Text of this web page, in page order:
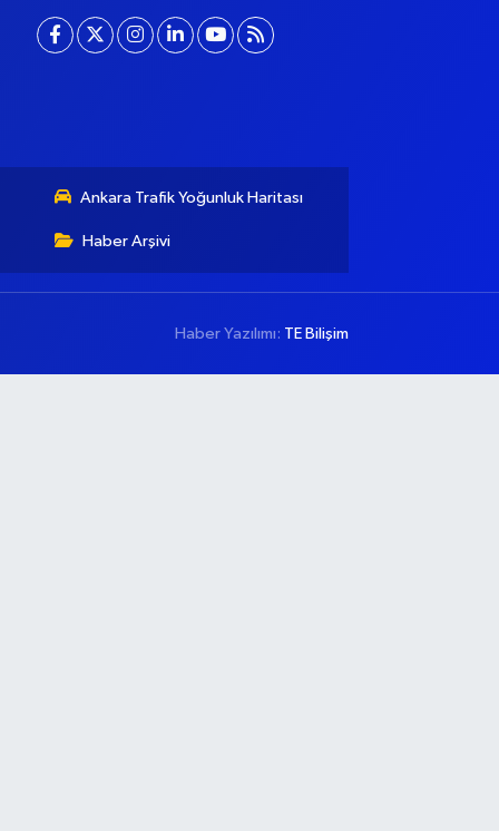
Ankara Trafik Yoğunluk Haritası
Haber Arşivi
Haber Yazılımı: TE Bilişim